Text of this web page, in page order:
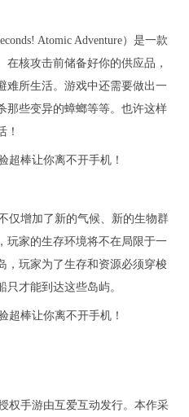
Atomic Adventure）是一款
核攻击前储备好你的供应品，
难所生活。游戏中还需要做出一
那些变异的蟑螂等等。也许这样
！
仅增加了新的气候、新的生物群
玩家的生存环境将不在局限于一
，玩家为了生存和资源必须穿梭
才能到达这些岛屿。
权手游由互爱互动发行。本作采